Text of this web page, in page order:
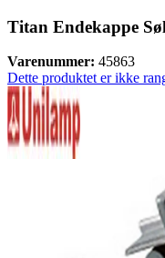
Titan Endekappe
Varenummer: 45863
Dette produktet er ikke